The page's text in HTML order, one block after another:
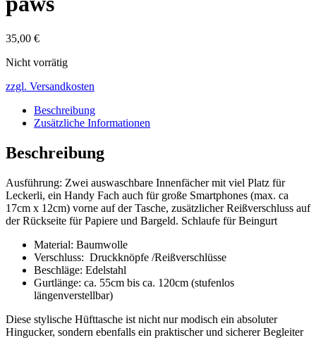
35,00 €
Nicht vorrätig
zzgl. Versandkosten
Beschreibung
Zusätzliche Informationen
Beschreibung
Ausführung: Zwei auswaschbare Innenfächer mit viel Platz für
Leckerli, ein Handy Fach auch für große Smartphones (max. ca
17cm x 12cm) vorne auf der Tasche, zusätzlicher Reißverschluss auf
der Rückseite für Papiere und Bargeld. Schlaufe für Beingurt
Material: Baumwolle
Verschluss: Druckknöpfe /Reißverschlüsse
Beschläge: Edelstahl
Gurtlänge: ca. 55cm bis ca. 120cm (stufenlos
längenverstellbar)
Diese stylische Hüfttasche ist nicht nur modisch ein absoluter
Hingucker, sondern ebenfalls ein praktischer und sicherer Begleiter